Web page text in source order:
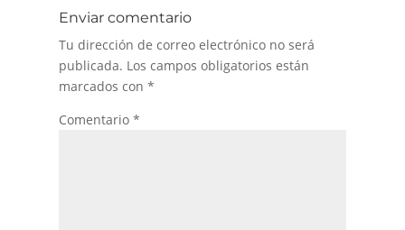
Enviar comentario
Tu dirección de correo electrónico no será
publicada. Los campos obligatorios están
marcados con *
Comentario *